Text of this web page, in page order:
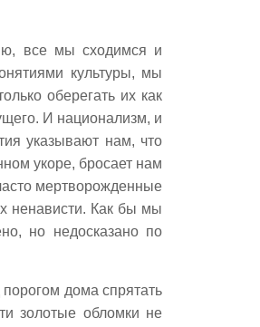
все мы сходимся и
культуры, мы
оберегать их как
И национализм, и
указывают нам, что
укоре, бросает нам
мертворожденные
ненависти. Как бы мы
но недосказано по
дома спрятать
золотые обломки не